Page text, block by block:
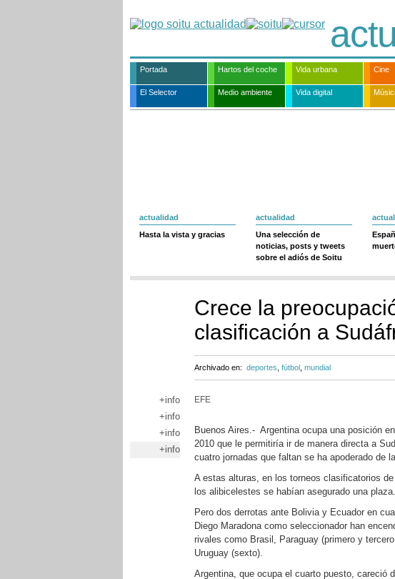
Portada Hartos del coche Vida urbana Cine
El Selector Medio ambiente Vida digital
actualidad
Hasta la vista y gracias
actualidad
Una selección de
noticias, posts y tweets
sobre el adiós de Soitu
Crece la
clasificación a
Archivado en: deportes fútbol mundial
+info
+info
+info
+info
EFE
Buenos Aires.- Argentina ocupa una posición
2010 que le permitiría ir de manera directa a
cuatro jornadas que faltan se ha apoderado de
A estas alturas, en los torneos clasificatorios
los alibicelestes se habían asegurado una plaza.
Pero dos derrotas ante Bolivia y Ecuador en
Diego Maradona como seleccionador han
rivales como Brasil, Paraguay (primero y
Uruguay (sexto).
Argentina, que ocupa el cuarto puesto, careció